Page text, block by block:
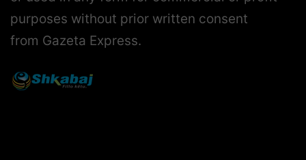
purposes without prior written consent
from Gazeta Express.